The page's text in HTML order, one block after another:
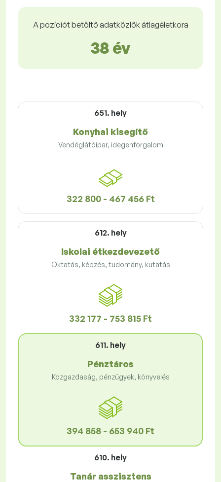
A pozíciót betöltő adatközlők átlagéletkora
38 év
651. hely
Konyhai kisegítő
Vendéglátóipar, idegenforgalom
322 800 - 467 456 Ft
612. hely
Iskolai étkezdevezető
Oktatás, képzés, tudomány, kutatás
332 177 - 753 815 Ft
611. hely
Pénztáros
Közgazdaság, pénzügyek, könyvelés
394 858 - 653 940 Ft
610. hely
Tanár asszisztens